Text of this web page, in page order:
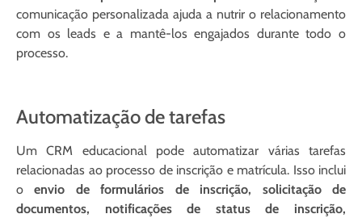
comunicação personalizada ajuda a nutrir o relacionamento
com os leads e a mantê-los engajados durante todo o
processo.
Automatização de tarefas
Um CRM educacional pode automatizar várias tarefas
relacionadas ao processo de inscrição e matrícula. Isso inclui
oenvio de formulários de inscrição, solicitação de
documentos, notificações de status de inscrição,